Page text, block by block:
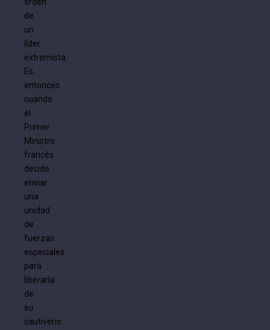
orden
de
un
líder
extremista.
Es
entonces
cuando
el
Primer
Ministro
francés
decide
enviar
una
unidad
de
fuerzas
especiales
para
liberarla
de
su
cautiverio